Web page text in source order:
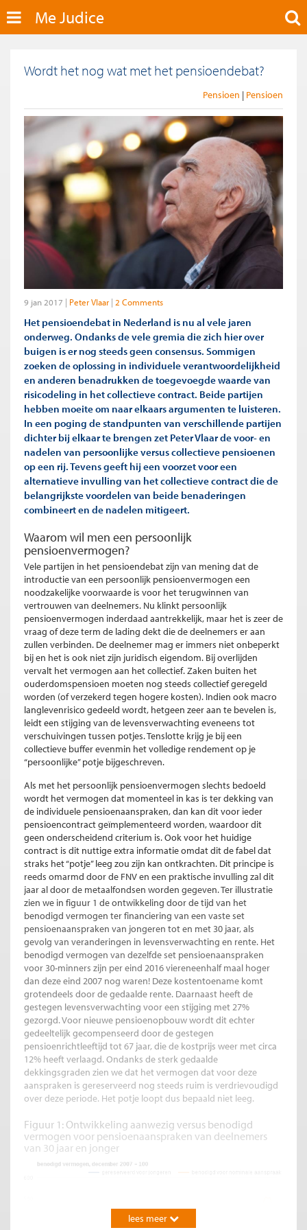
Me Judice
Wordt het nog wat met het pensioendebat?
Pensioen Pensioen
9 jan 2017 Peter Vlaar 2 Comments
Het pensioendebat in Nederland is nu al vele jaren
onderweg. Ondanks de vele gremia die zich hier over
buigen is er nog steeds geen consensus. Sommigen
zoeken de oplossing in individuele verantwoordelijkheid
en anderen benadrukken de toegevoegde waarde van
risicodeling in het collectieve contract. Beide partijen
hebben moeite om naar elkaars argumenten te luisteren.
In een poging de standpunten van verschillende partijen
dichter bij elkaar te brengen zet Peter Vlaar de voor- en
nadelen van persoonlijke versus collectieve pensioenen
op een rij. Tevens geeft hij een voorzet voor een
alternatieve invulling van het collectieve contract die de
belangrijkste voordelen van beide benaderingen
combineert en de nadelen mitigeert.
Waarom wil men een persoonlijk
pensioenvermogen?
Vele partijen in het pensioendebat zijn van mening dat de
introductie van een persoonlijk pensioenvermogen een
noodzakelijke voorwaarde is voor het terugwinnen van
vertrouwen van deelnemers. Nu klinkt persoonlijk
pensioenvermogen inderdaad aantrekkelijk, maar het is zeer de
vraag of deze term de lading dekt die de deelnemers er aan
zullen verbinden. De deelnemer mag er immers niet onbeperkt
bij en het is ook niet zijn juridisch eigendom. Bij overlijden
vervalt het vermogen aan het collectief. Zaken buiten het
ouderdomspensioen moeten nog steeds collectief geregeld
worden (of verzekerd tegen hogere kosten). Indien ook macro
langlevenrisico gedeeld wordt, hetgeen zeer aan te bevelen is,
leidt een stijging van de levensverwachting eveneens tot
verschuivingen tussen potjes. Tenslotte krijg je bij een
collectieve buffer evenmin het volledige rendement op je
“persoonlijke” potje bijgeschreven.
Als met het persoonlijk pensioenvermogen slechts bedoeld
wordt het vermogen dat momenteel in kas is ter dekking van
de individuele pensioenaanspraken, dan kan dit voor ieder
pensioencontract geïmplementeerd worden, waardoor dit
geen onderscheidend criterium is. Ook voor het huidige
contract is dit nuttige extra informatie omdat dit de fabel dat
straks het “potje” leeg zou zijn kan ontkrachten. Dit principe is
reeds omarmd door de FNV en een praktische invulling zal dit
jaar al door de metaalfondsen worden gegeven. Ter illustratie
zien we in figuur 1 de ontwikkeling door de tijd van het
benodigd vermogen ter financiering van een vaste set
pensioenaanspraken van jongeren tot en met 30 jaar, als
gevolg van veranderingen in levensverwachting en rente. Het
benodigd vermogen van dezelfde set pensioenaanspraken
voor 30-minners zijn per eind 2016 viereneenhalf maal hoger
dan deze eind 2007 nog waren! Deze kostentoename komt
grotendeels door de gedaalde rente. Daarnaast heeft de
gestegen levensverwachting voor een stijging met 27%
gezorgd. Voor nieuwe pensioenopbouw wordt dit echter
gedeeltelijk gecompenseerd door de gestegen
pensioenrichtleeftijd tot 67 jaar, die de kostprijs weer met circa
12% heeft verlaagd. Ondanks de sterk gedaalde
dekkingsgraden zien we dat het vermogen dat voor deze
aanspraken is gereserveerd nog steeds ruim is verdrievoudigd
over deze periode. Het potje loopt dus bepaald niet leeg.
Figuur 1: Ontwikkeling aanwezig versus benodigd
vermogen voor pensioenaanspraken van deelnemers
van 30 jaar en jonger
lees meer